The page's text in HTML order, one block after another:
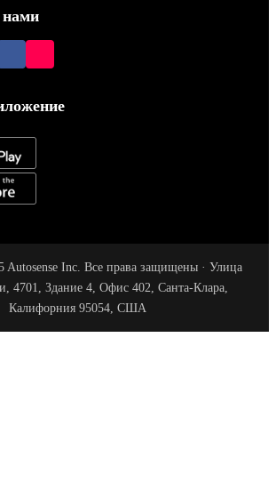
нами
Autosense Inc. Все права защищены · Улица
4701, Здание 4, Офис 402, Санта-Клара,
Калифорния 95054, США